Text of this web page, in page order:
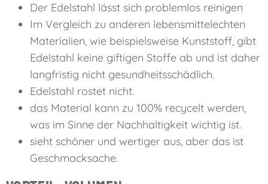
Der Edelstahl lässt sich problemlos reinigen
Im Vergleich zu anderen lebensmittelechten
Materialien, wie beispielsweise Kunststoff, gibt
Edelstahl keine giftigen Stoffe ab und ist daher
langfristig nicht gesundheitsschädlich.
Edelstahl rostet nicht.
das Material kann zu 100% recycelt werden,
was im Sinne der Nachhaltigkeit wichtig ist.
sieht schöner und wertiger aus, aber das ist
Geschmacksache.